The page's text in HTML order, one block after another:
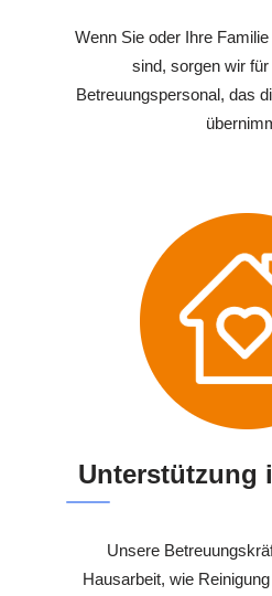
Wenn Sie oder Ihre
sind, sorgen wir
Betreuungspersonal, das
Unterstützung
Unsere
Hausarbeit, wie